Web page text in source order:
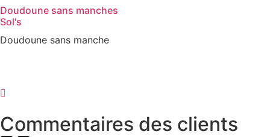
Doudoune sans manches
Sol's
Doudoune sans manche
Commentaires des clients